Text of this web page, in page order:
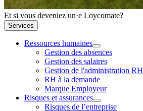
Et si vous deveniez un·e Loycomate?
Services
Ressources humaines
Gestion des absences
Gestion des salaires
Gestion de l'administration RH
RH à la demande
Marque Employeur
Risques et assurances
Risques de l’entreprise